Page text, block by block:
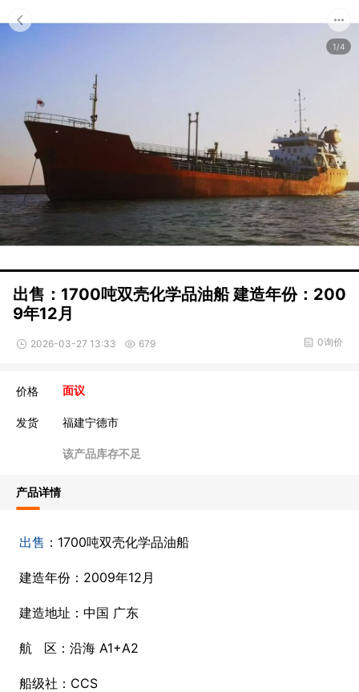
1/4
出售：1700吨双壳化学品油船 建造年份：200
9年12月
2026-03-27 13:33 679 0询价
价格 面议
发货 福建宁德市
该产品库存不足
产品详情
出售 ：1700吨双壳化学品油船
建造年份：2009年12月
建造地址：中国 广东
航 区：沿海 A1+A2
船级社：CCS